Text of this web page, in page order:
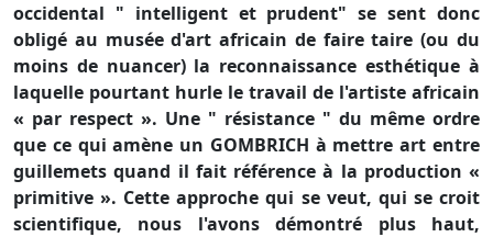
occidental " intelligent et prudent" se sent donc
obligé au musée d'art africain de faire taire (ou du
moins de nuancer) la reconnaissance esthétique à
laquelle pourtant hurle le travail de l'artiste africain
« par respect ». Une " résistance " du même ordre
que ce qui amène un GOMBRICH à mettre art entre
guillemets quand il fait référence à la production «
primitive ». Cette approche qui se veut, qui se croit
scientifique, nous l'avons démontré plus haut,